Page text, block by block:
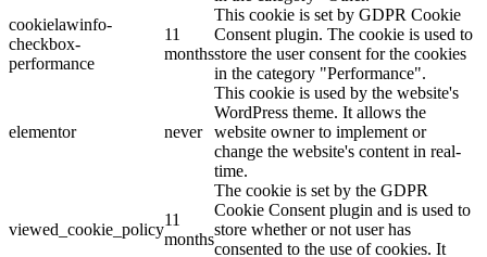
cookielawinfo-
checkbox-
performance
11
months
This cookie is set by GDPR Cookie
Consent plugin. The cookie is used to
store the user consent for the cookies
in the category "Performance".
elementor never
This cookie is used by the website's
WordPress theme. It allows the
website owner to implement or
change the website's content in real-
time.
viewed_cookie_policy
11
months
The cookie is set by the GDPR
Cookie Consent plugin and is used to
store whether or not user has
consented to the use of cookies. It